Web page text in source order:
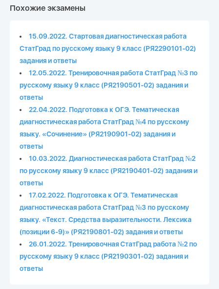
Похожие экзамены
15.09.2022. Стартовая диагностическая работа
СтатГрад по русскому языку 9 класс (РЯ2290101-02)
задания и ответы
12.05.2022. Тренировочная работа СтатГрад №3 по
русскому языку 9 класс (РЯ2190501-02) задания и
ответы
22.04.2022. Подготовка к ОГЭ. Тематическая
диагностическая работа СтатГрад №4 по русскому
языку. «Сочинение» (РЯ2190901-02) задания и
ответы
10.03.2022. Диагностическая работа СтатГрад №2
по русскому языку 9 класс (РЯ2190401-02) задания и
ответы
17.02.2022. Подготовка к ОГЭ. Тематическая
диагностическая работа СтатГрад №3 по русскому
языку. «Текст. Средства выразительности. Лексика
(позиции 6-9)» (РЯ2190801-02) задания и ответы
26.01.2022. Тренировочная СтатГрад работа №2 по
русскому языку 9 класс (РЯ2190301-02) задания и
ответы